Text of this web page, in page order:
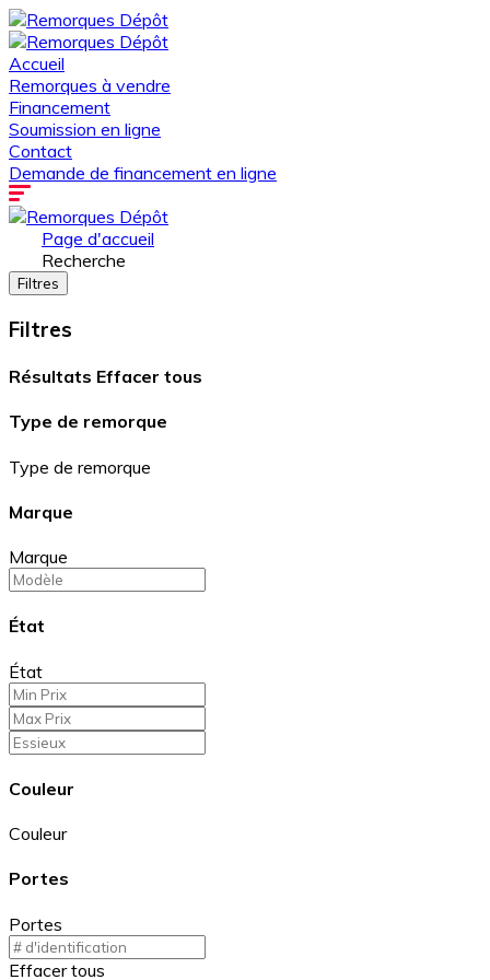
Accueil
Remorques à vendre
Financement
Soumission en ligne
Contact
Demande de financement en ligne
Page d'accueil
Recherche
Filtres
Filtres
Résultats Effacer tous
Type de remorque
Type de remorque
Marque
Marque
État
État
Couleur
Couleur
Portes
Portes
Effacer tous